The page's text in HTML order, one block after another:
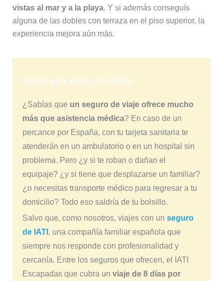
vistas al mar y a la playa. Y si además conseguís
alguna de las dobles con terraza en el piso superior, la
experiencia mejora aún más.
Seguro para viajar por España
¿Sabías que un seguro de viaje ofrece mucho
más que asistencia médica? En caso de un
percance por España, con tu tarjeta sanitaria te
atenderán en un ambulatorio o en un hospital sin
problema. Pero ¿y si te roban o dañan el
equipaje? ¿y si tiene que desplazarse un familiar?
¿o necesitas transporte médico para regresar a tu
domicilio? Todo eso saldría de tu bolsillo.
Salvo que, como nosotros, viajes con un seguro
de IATI , una compañía familiar española que
siempre nos responde con profesionalidad y
cercanía. Entre los seguros que ofrecen, el IATI
Escapadas que cubra un viaje de 8 días por